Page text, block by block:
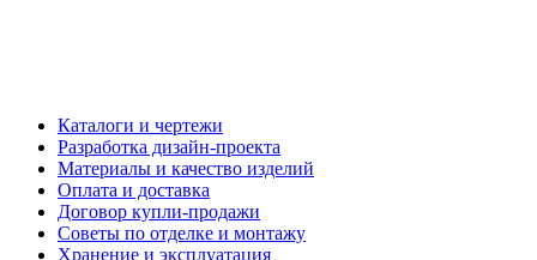
Каталоги и чертежи
Разработка дизайн-проекта
Материалы и качество изделий
Оплата и доставка
Договор купли-продажи
Советы по отделке и монтажу
Хранение и эксплуатация